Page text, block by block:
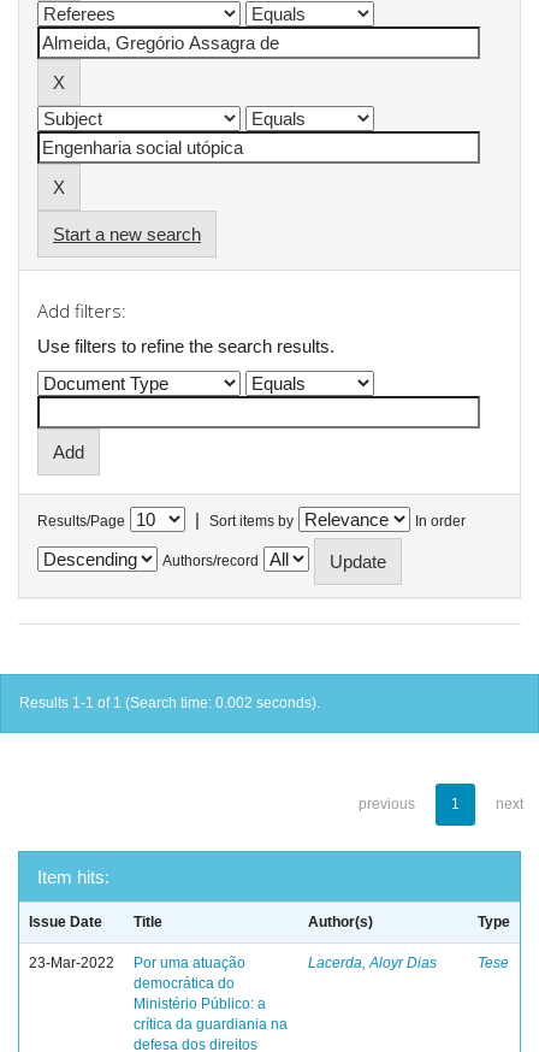
Start a new search
Add filters:
Use filters to refine the search results.
Results/Page | Sort items by In order
Authors/record
Results 1-1 of 1 (Search time: 0.002 seconds).
previous 1 next
Item hits:
Issue Date Title Author(s) Type
23-Mar-2022
Por uma atuação
democrática do
Ministério Público: a
crítica da guardiania na
defesa dos direitos
Lacerda, Aloyr Dias Tese